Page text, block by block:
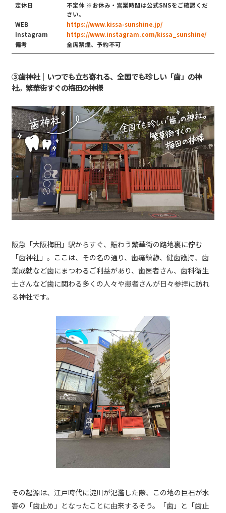
定休日
不定休 ※お休み・営業時間は公式SNSをご確認くだ
さい。
WEB
https://www.kissa-sunshine.jp/
Instagram
https://www.instagram.com/kissa_sunshine/
備考
全席禁煙、予約不可
③歯神社｜いつでも立ち寄れる、全国でも珍しい「歯」の神
社。繁華街すぐの梅田の神様
阪急「大阪梅田」駅からすぐ、賑わう繁華街の路地裏に佇む
「歯神社」。ここは、その名の通り、歯痛鎮静、健歯護持、歯
業成就など歯にまつわるご利益があり、歯医者さん、歯科衛生
士さんなど歯に関わる多くの人々や患者さんが日々参拝に訪れ
る神社です。
その起源は、江戸時代に淀川が氾濫した際、この地の巨石が水
害の「歯止め」となったことに由来するそう。「歯」と「歯止